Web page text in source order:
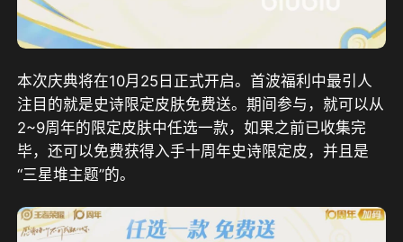
本次庆典将在10月25日正式开启。首波福利中最引人
注目的就是史诗限定皮肤免费送。期间参与，就可以从
2~9周年的限定皮肤中任选一款，如果之前已收集完
毕，还可以免费获得入手十周年史诗限定皮，并且是
“三星堆主题”的。